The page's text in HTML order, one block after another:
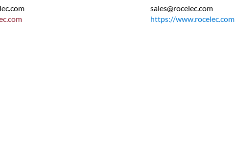
sales@rocelec.com
https://www.rocelec.com